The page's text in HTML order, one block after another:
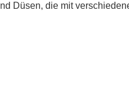
Düsen, die mit